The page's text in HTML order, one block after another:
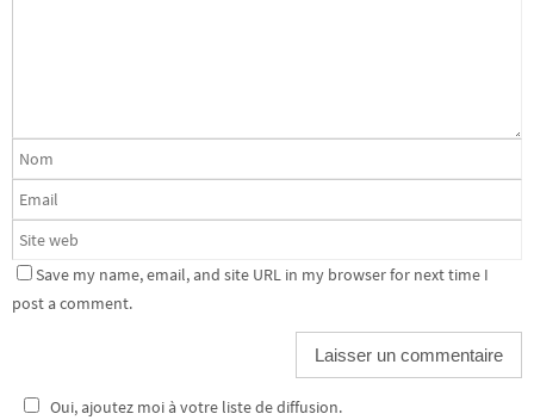
Save my name, email, and site URL in my browser for next time I
post a comment.
Oui, ajoutez moi à votre liste de diffusion.